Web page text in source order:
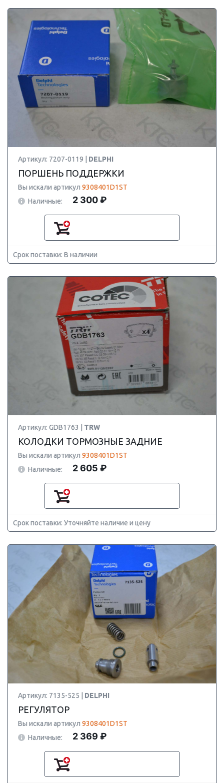
Артикул: 7207-0119 | DELPHI
ПОРШЕНЬ ПОДДЕРЖКИ
Вы искали артикул 9308401D1ST
Наличные:
2 300 ₽
Срок поставки: В наличии
Артикул: GDB1763 | TRW
КОЛОДКИ ТОРМОЗНЫЕ ЗАДНИЕ
Вы искали артикул 9308401D1ST
Наличные:
2 605 ₽
Срок поставки: Уточняйте наличие и цену
Артикул: 7135-525 | DELPHI
РЕГУЛЯТОР
Вы искали артикул 9308401D1ST
Наличные:
2 369 ₽